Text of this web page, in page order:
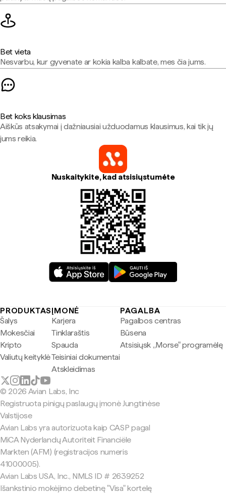
Bet vieta
Nesvarbu, kur gyvenate ar kokia kalba kalbate, mes čia jums.
Bet koks klausimas
Aiškūs atsakymai į dažniausiai užduodamus klausimus, kai tik jų
jums reikia.
Nuskaitykite, kad atsisiųstumėte
PRODUKTAS
Šalys
Mokesčiai
Kripto
Valiutų keityklė
ĮMONĖ
Karjera
Tinklaraštis
Spauda
Teisiniai dokumentai
Atskleidimas
PAGALBA
Pagalbos centras
Būsena
Atsisiųsk „Morse" programėlę
© 2026 Avian Labs, Inc
Registruota pinigų paslaugų įmonė Jungtinėse
Valstijose
Avian Labs yra autorizuota kaip CASP pagal
MiCA Nyderlandų Autoriteit Financiële
Markten (AFM) (registracijos numeris
41000005).
Avian Labs USA, Inc., NMLS ID # 2639252
Išankstinio mokėjimo debetinę "Visa" kortelę